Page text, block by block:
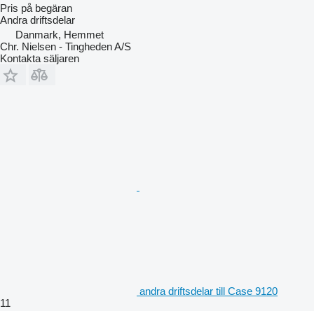
Pris på begäran
Andra driftsdelar
Danmark, Hemmet
Chr. Nielsen - Tingheden A/S
Kontakta säljaren
andra driftsdelar till Case 9120
11